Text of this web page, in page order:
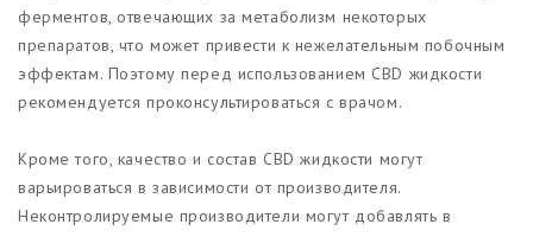
ферментов, отвечающих за метаболизм некоторых
препаратов, что может привести к нежелательным побочным
эффектам. Поэтому перед использованием CBD жидкости
рекомендуется проконсультироваться с врачом.
Кроме того, качество и состав CBD жидкости могут
варьироваться в зависимости от производителя.
Неконтролируемые производители могут добавлять в